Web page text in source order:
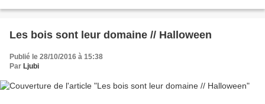
Les bois sont leur domaine // Halloween
Publié le 28/10/2016 à 15:38
Par Ljubi